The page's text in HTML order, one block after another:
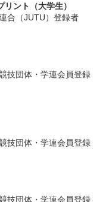
ント（大学生）
合（JUTU）登録者
技団体・学連会員登録
技団体・学連会員登録
技団体・学連会員登録